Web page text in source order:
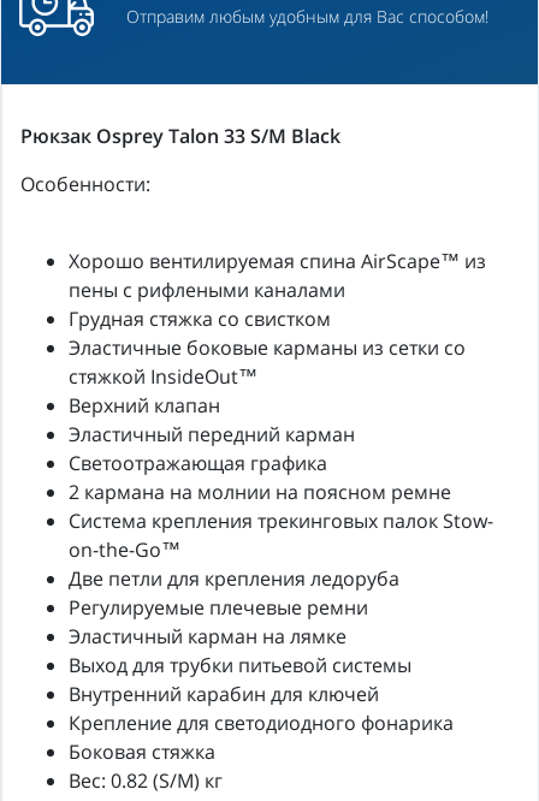
Отправим любым удобным для Вас способом!
Рюкзак Osprey Talon 33 S/M Black
Особенности:
Хорошо вентилируемая спина AirScape™ из
пены с рифлеными каналами
Грудная стяжка со свистком
Эластичные боковые карманы из сетки со
стяжкой InsideOut™
Верхний клапан
Эластичный передний карман
Светоотражающая графика
2 кармана на молнии на поясном ремне
Система крепления трекинговых палок Stow-
on-the-Go™
Две петли для крепления ледоруба
Регулируемые плечевые ремни
Эластичный карман на лямке
Выход для трубки питьевой системы
Внутренний карабин для ключей
Крепление для светодиодного фонарика
Боковая стяжка
Вес: 0.82 (S/M) кг